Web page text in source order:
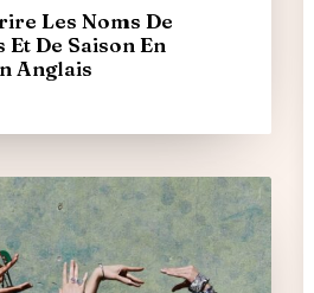
Les Noms De
Et De Saison En
Anglais